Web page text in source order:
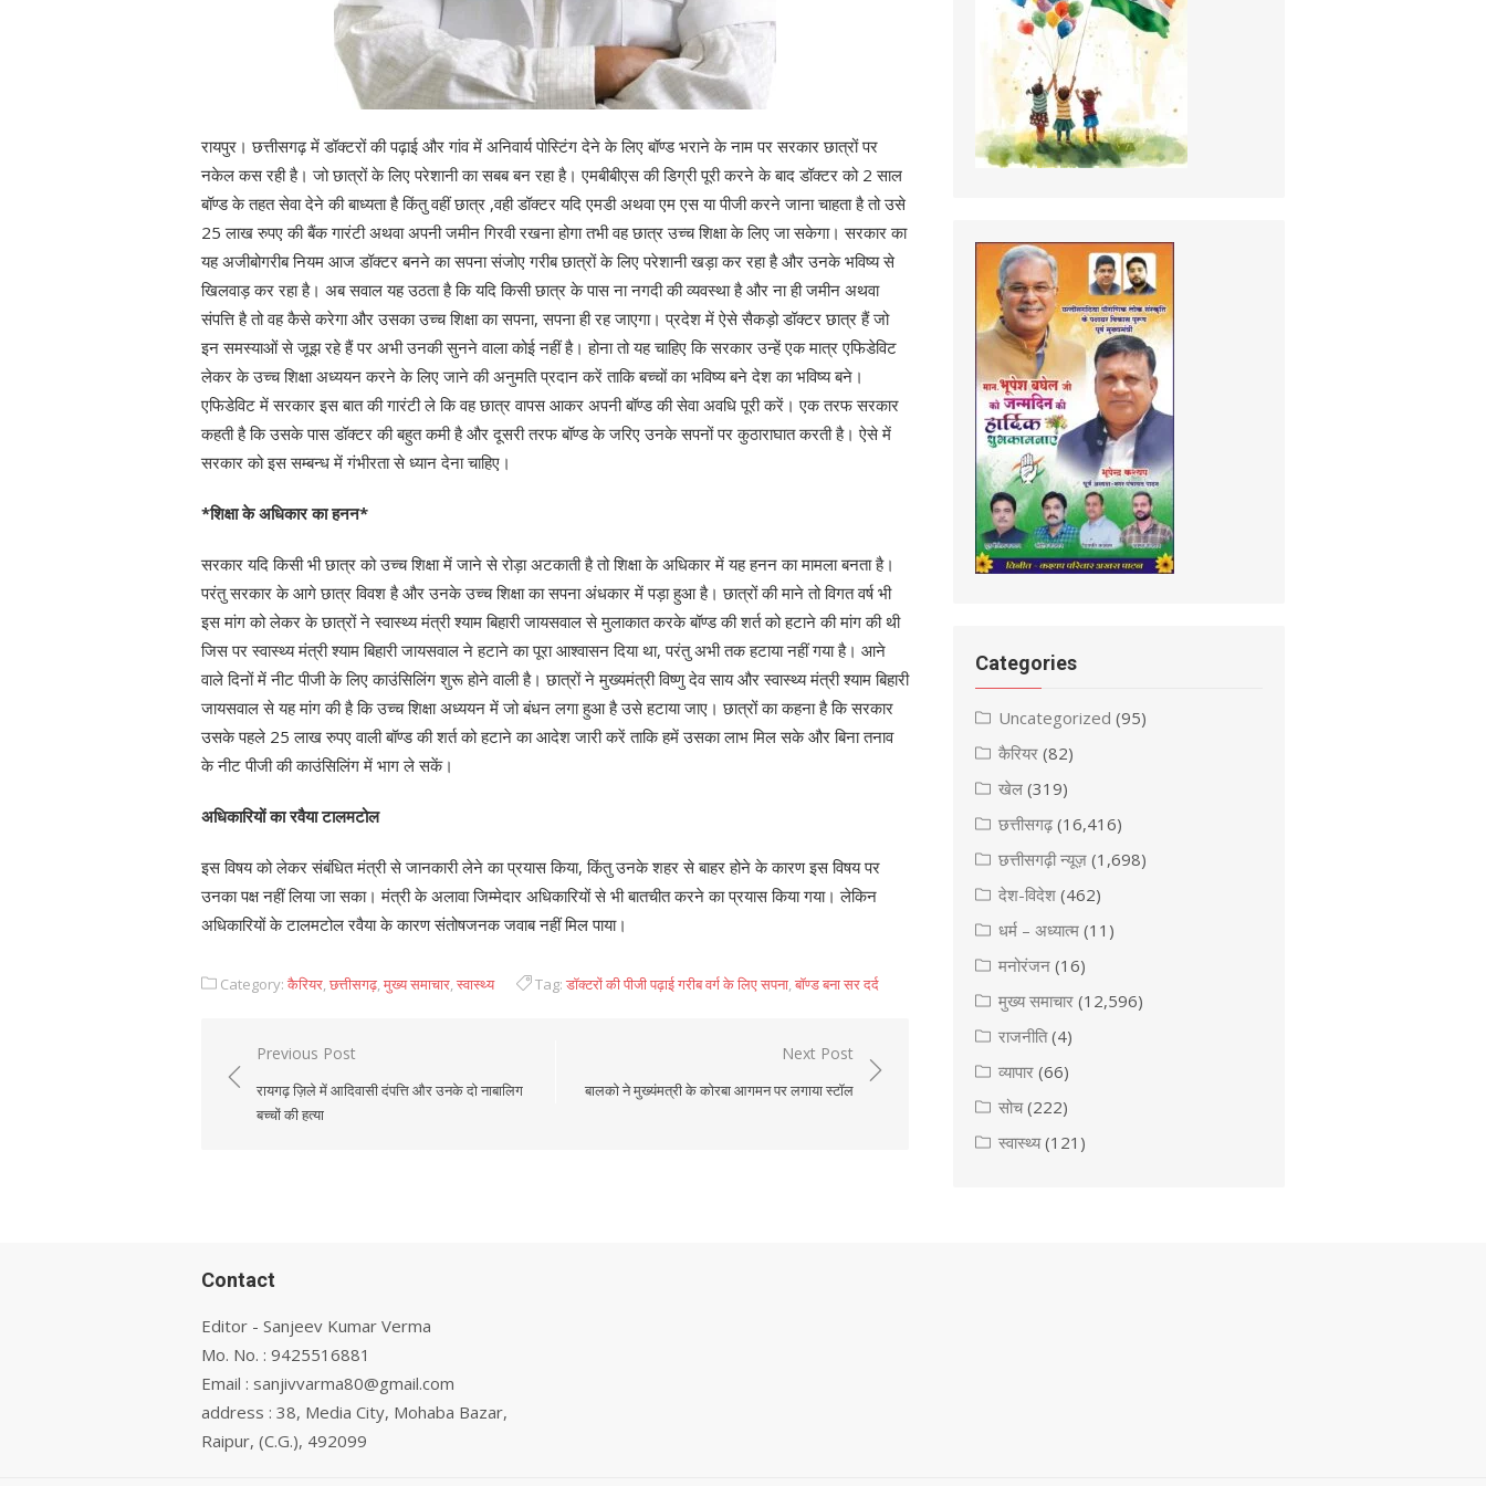
रायपुर। छत्तीसगढ़ में डॉक्टरों की पढ़ाई और गांव में अनिवार्य पोस्टिंग देने के लिए बॉण्ड भराने के नाम पर सरकार छात्रों पर
नकेल कस रही है। जो छात्रों के लिए परेशानी का सबब बन रहा है। एमबीबीएस की डिग्री पूरी करने के बाद डॉक्टर को 2 साल
बॉण्ड के तहत सेवा देने की बाध्यता है किंतु वहीं छात्र ,वही डॉक्टर यदि एमडी अथवा एम एस या पीजी करने जाना चाहता है तो उसे
25 लाख रुपए की बैंक गारंटी अथवा अपनी जमीन गिरवी रखना होगा तभी वह छात्र उच्च शिक्षा के लिए जा सकेगा। सरकार का
यह अजीबोगरीब नियम आज डॉक्टर बनने का सपना संजोए गरीब छात्रों के लिए परेशानी खड़ा कर रहा है और उनके भविष्य से
खिलवाड़ कर रहा है। अब सवाल यह उठता है कि यदि किसी छात्र के पास ना नगदी की व्यवस्था है और ना ही जमीन अथवा
संपत्ति है तो वह कैसे करेगा और उसका उच्च शिक्षा का सपना, सपना ही रह जाएगा। प्रदेश में ऐसे सैकड़ो डॉक्टर छात्र हैं जो
इन समस्याओं से जूझ रहे हैं पर अभी उनकी सुनने वाला कोई नहीं है। होना तो यह चाहिए कि सरकार उन्हें एक मात्र एफिडेविट
लेकर के उच्च शिक्षा अध्ययन करने के लिए जाने की अनुमति प्रदान करें ताकि बच्चों का भविष्य बने देश का भविष्य बने।
एफिडेविट में सरकार इस बात की गारंटी ले कि वह छात्र वापस आकर अपनी बॉण्ड की सेवा अवधि पूरी करें। एक तरफ सरकार
कहती है कि उसके पास डॉक्टर की बहुत कमी है और दूसरी तरफ बॉण्ड के जरिए उनके सपनों पर कुठाराघात करती है। ऐसे में
सरकार को इस सम्बन्ध में गंभीरता से ध्यान देना चाहिए।
*शिक्षा के अधिकार का हनन*
सरकार यदि किसी भी छात्र को उच्च शिक्षा में जाने से रोड़ा अटकाती है तो शिक्षा के अधिकार में यह हनन का मामला बनता है।
परंतु सरकार के आगे छात्र विवश है और उनके उच्च शिक्षा का सपना अंधकार में पड़ा हुआ है। छात्रों की माने तो विगत वर्ष भी
इस मांग को लेकर के छात्रों ने स्वास्थ्य मंत्री श्याम बिहारी जायसवाल से मुलाकात करके बॉण्ड की शर्त को हटाने की मांग की थी
जिस पर स्वास्थ्य मंत्री श्याम बिहारी जायसवाल ने हटाने का पूरा आश्वासन दिया था, परंतु अभी तक हटाया नहीं गया है। आने
वाले दिनों में नीट पीजी के लिए काउंसिलिंग शुरू होने वाली है। छात्रों ने मुख्यमंत्री विष्णु देव साय और स्वास्थ्य मंत्री श्याम बिहारी
जायसवाल से यह मांग की है कि उच्च शिक्षा अध्ययन में जो बंधन लगा हुआ है उसे हटाया जाए। छात्रों का कहना है कि सरकार
उसके पहले 25 लाख रुपए वाली बॉण्ड की शर्त को हटाने का आदेश जारी करें ताकि हमें उसका लाभ मिल सके और बिना तनाव
के नीट पीजी की काउंसिलिंग में भाग ले सकें।
अधिकारियों का रवैया टालमटोल
इस विषय को लेकर संबंधित मंत्री से जानकारी लेने का प्रयास किया, किंतु उनके शहर से बाहर होने के कारण इस विषय पर
उनका पक्ष नहीं लिया जा सका। मंत्री के अलावा जिम्मेदार अधिकारियों से भी बातचीत करने का प्रयास किया गया। लेकिन
अधिकारियों के टालमटोल रवैया के कारण संतोषजनक जवाब नहीं मिल पाया।
Category: कैरियर,छत्तीसगढ़,मुख्य समाचार,स्वास्थ्य Tag: डॉक्टरों की पीजी पढ़ाई गरीब वर्ग के लिए सपना,बॉण्ड बना सर दर्द
Post
navigation
Previous Post
रायगढ़ ज़िले में आदिवासी दंपत्ति और उनके दो नाबालिग
बच्चों की हत्या
Next Post
बालको ने मुख्यंमत्री के कोरबा आगमन पर लगाया स्टॉल
Categories
Uncategorized (95)
कैरियर (82)
खेल (319)
छत्तीसगढ़(16,416)
छत्तीसगढ़ी न्यूज़ (1,698)
देश-विदेश (462)
धर्म – अध्यात्म (11)
मनोरंजन (16)
मुख्य समाचार (12,596)
राजनीति(4)
व्यापार (66)
सोच(222)
स्वास्थ्य(121)
Contact
Editor - Sanjeev Kumar Verma
Mo. No. : 9425516881
Email : sanjivvarma80@gmail.com
address : 38, Media City, Mohaba Bazar,
Raipur, (C.G.), 492099